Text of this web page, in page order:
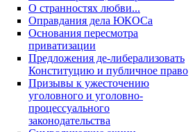
О странностях любви...
Оправдания дела ЮКОСа
Основания пересмотра
приватизации
Предложения де-либерализовать
Конституцию и публичное право
Призывы к ужесточению
уголовного и уголовно-
процессуального
законодательства